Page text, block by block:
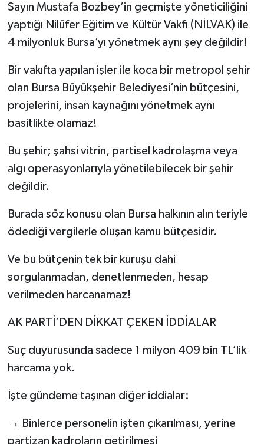
Sayın Mustafa Bozbey’in geçmişte yöneticiliğini
yaptığı Nilüfer Eğitim ve Kültür Vakfı (NİLVAK) ile
4 milyonluk Bursa’yı yönetmek aynı şey değildir!
Bir vakıfta yapılan işler ile koca bir metropol şehir
olan Bursa Büyükşehir Belediyesi’nin bütçesini,
projelerini, insan kaynağını yönetmek aynı
basitlikte olamaz!
Bu şehir; şahsi vitrin, partisel kadrolaşma veya
algı operasyonlarıyla yönetilebilecek bir şehir
değildir.
Burada söz konusu olan Bursa halkının alın teriyle
ödediği vergilerle oluşan kamu bütçesidir.
Ve bu bütçenin tek bir kuruşu dahi
sorgulanmadan, denetlenmeden, hesap
verilmeden harcanamaz!
AK PARTİ’DEN DİKKAT ÇEKEN İDDİALAR
Suç duyurusunda sadece 1 milyon 409 bin TL’lik
harcama yok.
İşte gündeme taşınan diğer iddialar:
→ Binlerce personelin işten çıkarılması, yerine
partizan kadroların getirilmesi